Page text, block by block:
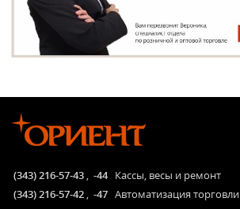
(343) 216-57-43 , -44 Кассы, весы и ремонт
(343) 216-57-42 , -47 Автоматизация торговли